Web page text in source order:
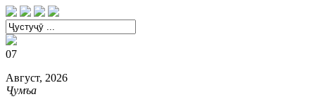
07
Август, 2026
Ҷумъа